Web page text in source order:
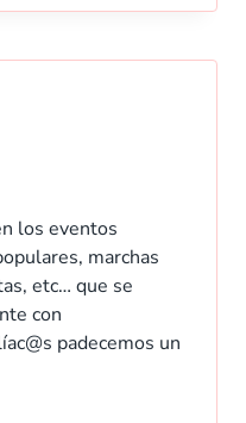
los eventos
marchas
etc… que se
con
padecemos un